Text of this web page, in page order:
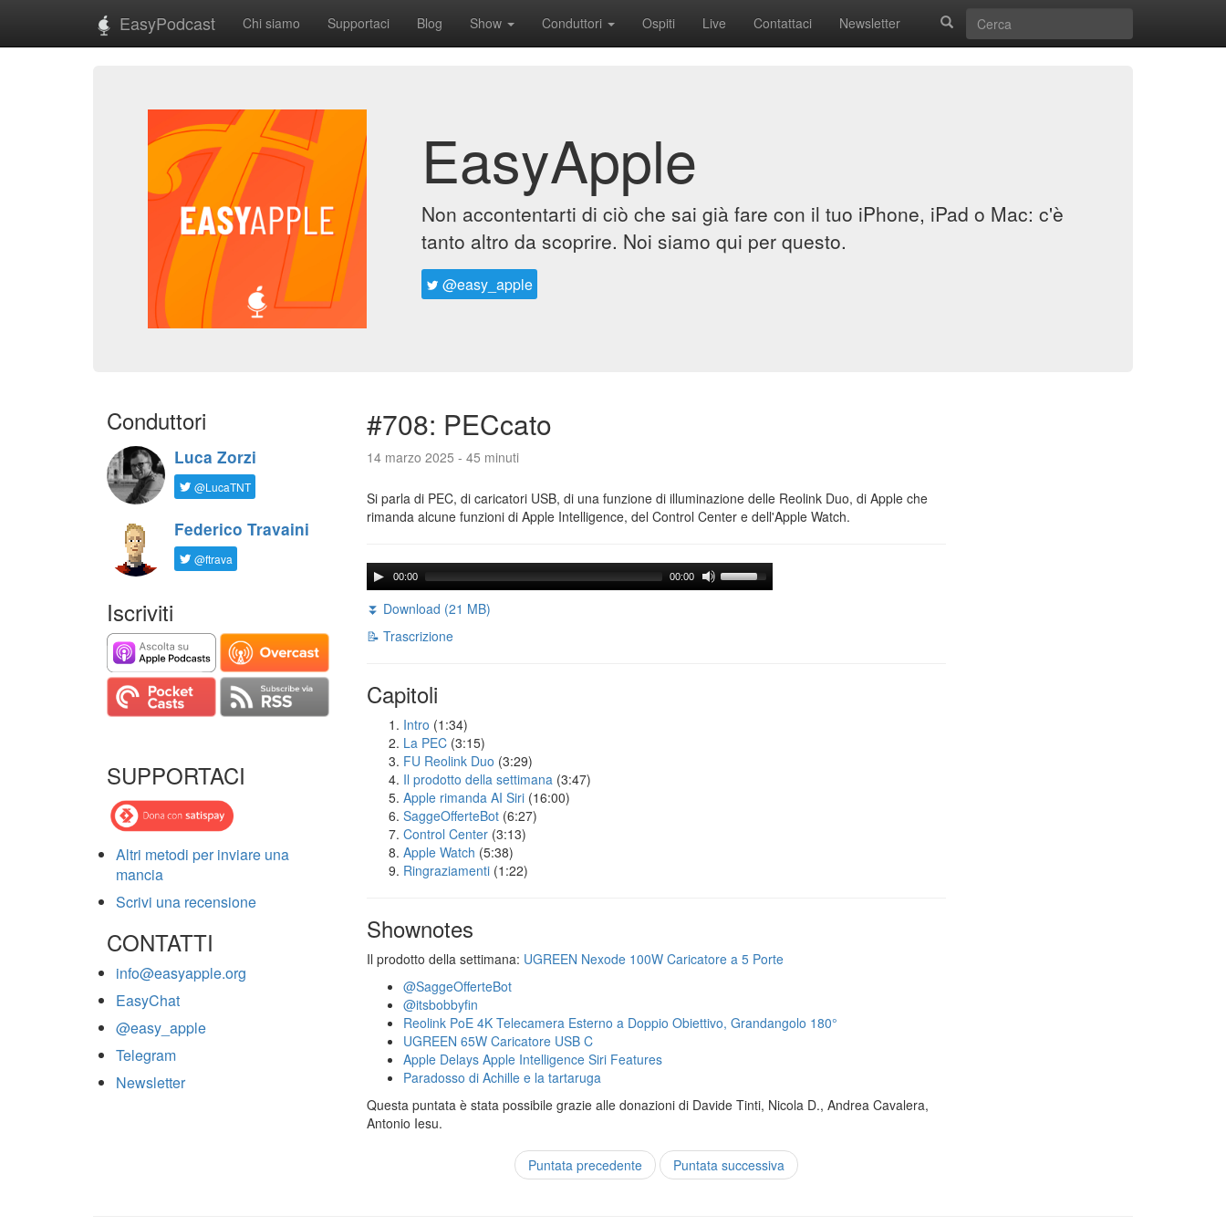
EasyPodcast Chi siamo Supportaci Blog Show Conduttori Ospiti Live Contattaci Newsletter
EasyApple
Non accontentarti di ciò che sai già fare con il tuo iPhone, iPad o Mac: c'è
tanto altro da scoprire. Noi siamo qui per questo.
@easy_apple
Conduttori
Luca Zorzi
@LucaTNT
Federico Travaini
@ftrava
Iscriviti
SUPPORTACI
Altri metodi per inviare una
mancia
Scrivi una recensione
CONTATTI
info@easyapple.org
EasyChat
@easy_apple
Telegram
Newsletter
#708: PECcato
14 marzo 2025 - 45 minuti
Si parla di PEC, di caricatori USB, di una funzione di illuminazione delle Reolink Duo, di Apple che
rimanda alcune funzioni di Apple Intelligence, del Control Center e dell'Apple Watch.
00:00 00:00
⏬ Download (21 MB)
📝 Trascrizione
Capitoli
Intro (1:34)
La PEC (3:15)
FU Reolink Duo (3:29)
Il prodotto della settimana (3:47)
Apple rimanda AI Siri (16:00)
SaggeOfferteBot (6:27)
Control Center (3:13)
Apple Watch (5:38)
Ringraziamenti (1:22)
Shownotes
Il prodotto della settimana: UGREEN Nexode 100W Caricatore a 5 Porte
@SaggeOfferteBot
@itsbobbyfin
Reolink PoE 4K Telecamera Esterno a Doppio Obiettivo, Grandangolo 180°
UGREEN 65W Caricatore USB C
Apple Delays Apple Intelligence Siri Features
Paradosso di Achille e la tartaruga
Questa puntata è stata possibile grazie alle donazioni di Davide Tinti, Nicola D., Andrea Cavalera,
Antonio Iesu.
Puntata precedente Puntata successiva